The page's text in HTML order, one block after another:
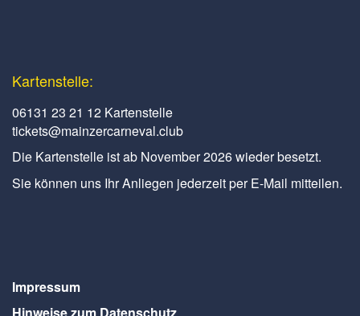
Kartenstelle:
06131 23 21 12 Kartenstelle
tickets@mainzercarneval.club
Die Kartenstelle ist ab November 2026 wieder besetzt.
Sie können uns Ihr Anliegen jederzeit per E-Mail mitteilen.
Impressum
Hinweise zum Datenschutz